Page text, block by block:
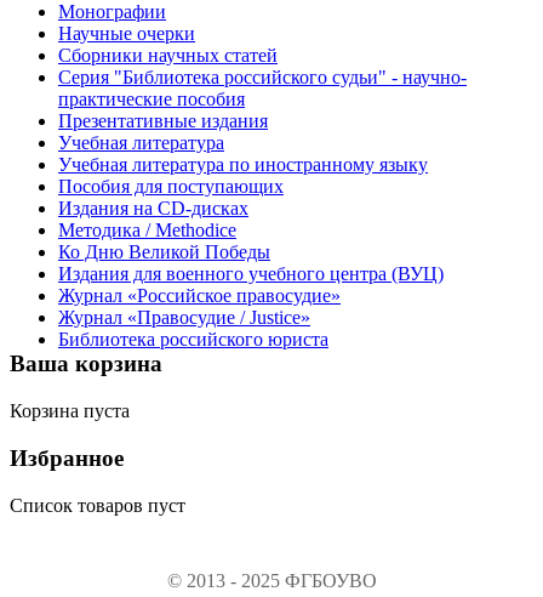
Монографии
Научные очерки
Сборники научных статей
Серия "Библиотека российского судьи" - научно-
практические пособия
Презентативные издания
Учебная литература
Учебная литература по иностранному языку
Пособия для поступающих
Издания на CD-дисках
Методика / Methodice
Ко Дню Великой Победы
Издания для военного учебного центра (ВУЦ)
Журнал «Российское правосудие»
Журнал «Правосудие / Justice»
Библиотека российского юриста
Ваша корзина
Корзина пуста
Избранное
Список товаров пуст
© 2013 - 2025 ФГБОУВО